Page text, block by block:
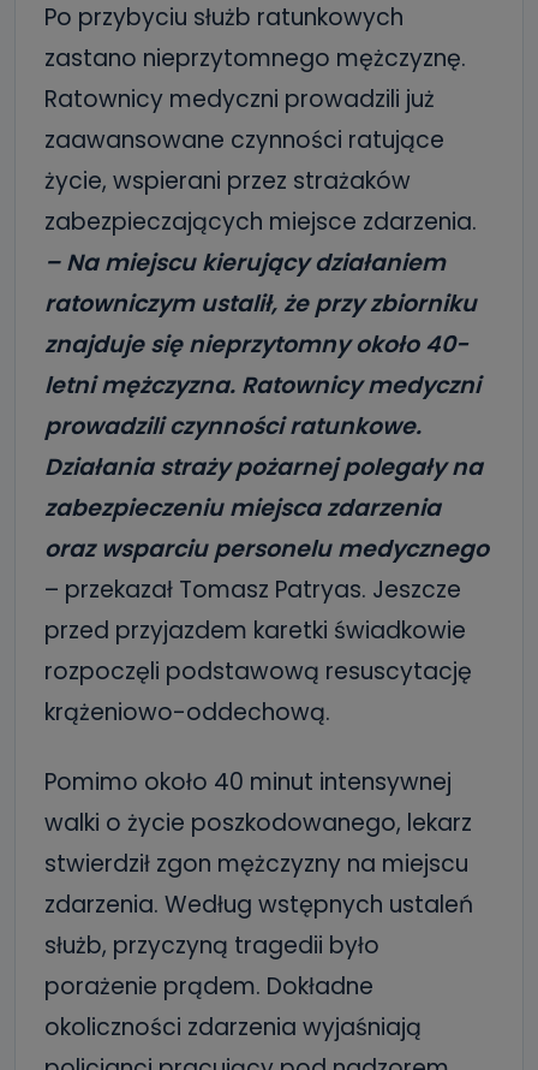
Po przybyciu służb ratunkowych
zastano nieprzytomnego mężczyznę.
Ratownicy medyczni prowadzili już
zaawansowane czynności ratujące
życie, wspierani przez strażaków
zabezpieczających miejsce zdarzenia.
– Na miejscu kierujący działaniem
ratowniczym ustalił, że przy zbiorniku
znajduje się nieprzytomny około 40-
letni mężczyzna. Ratownicy medyczni
prowadzili czynności ratunkowe.
Działania straży pożarnej polegały na
zabezpieczeniu miejsca zdarzenia
oraz wsparciu personelu medycznego
– przekazał Tomasz Patryas. Jeszcze
przed przyjazdem karetki świadkowie
rozpoczęli podstawową resuscytację
krążeniowo-oddechową.
Pomimo około 40 minut intensywnej
walki o życie poszkodowanego, lekarz
stwierdził zgon mężczyzny na miejscu
zdarzenia. Według wstępnych ustaleń
służb, przyczyną tragedii było
porażenie prądem. Dokładne
okoliczności zdarzenia wyjaśniają